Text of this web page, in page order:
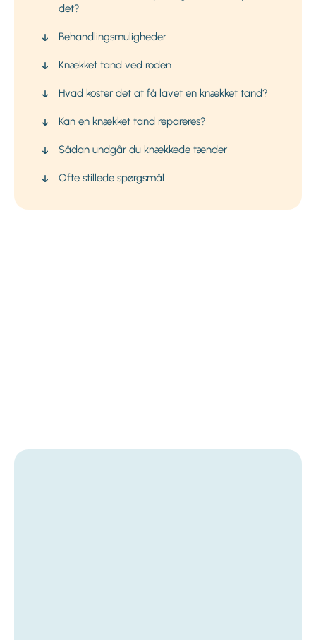
det?
Behandlingsmuligheder
Knækket tand ved roden
Hvad koster det at få lavet en knækket tand?
Kan en knækket tand repareres?
Sådan undgår du knækkede tænder
Ofte stillede spørgsmål